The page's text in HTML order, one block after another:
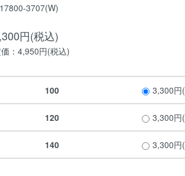
3707(W)
円(税込)
：4,950円(税込)
100 3,300円
120 3,300円
140 3,300円